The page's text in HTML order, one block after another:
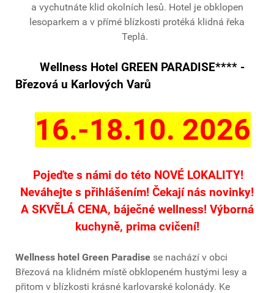
a vychutnáte klid okolních lesů. Hotel je obklopen
lesoparkem a v přímé blízkosti protéká klidná řeka
Teplá.
Wellness Hotel GREEN PARADISE**** -
Březová u Karlových Varů
16.-18.10. 2026
Pojeďte s námi do této NOVÉ LOKALITY!
Neváhejte s přihlášením! Čekají nás novinky!
A SKVĚLÁ CENA, báječné wellness! Výborná
kuchyně, prima cvičení!
Wellness hotel Green Paradise se nachází v obci
Březová na klidném místě obklopeném hustými lesy a
přitom v blízkosti krásné karlovarské kolonády. Ke